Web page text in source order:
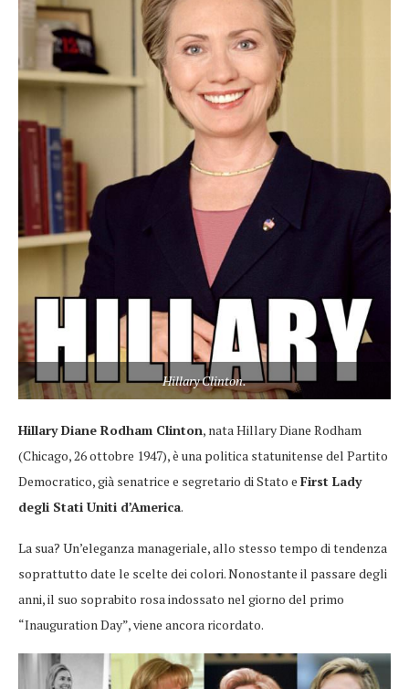
Hillary Clinton.
Hillary Diane Rodham Clinton, nata Hillary Diane Rodham
(Chicago, 26 ottobre 1947), è una politica statunitense del Partito
Democratico, già senatrice e segretario di Stato e First Lady
degli Stati Uniti d’America.
La sua? Un’eleganza manageriale, allo stesso tempo di tendenza
soprattutto date le scelte dei colori. Nonostante il passare degli
anni, il suo soprabito rosa indossato nel giorno del primo
“Inauguration Day”, viene ancora ricordato.